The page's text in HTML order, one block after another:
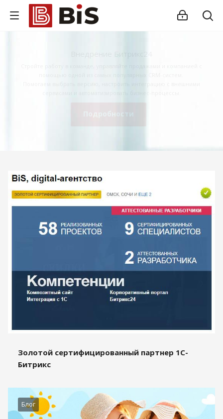
Золотой сертифицированный партнер 1С-
Битрикс
Блог